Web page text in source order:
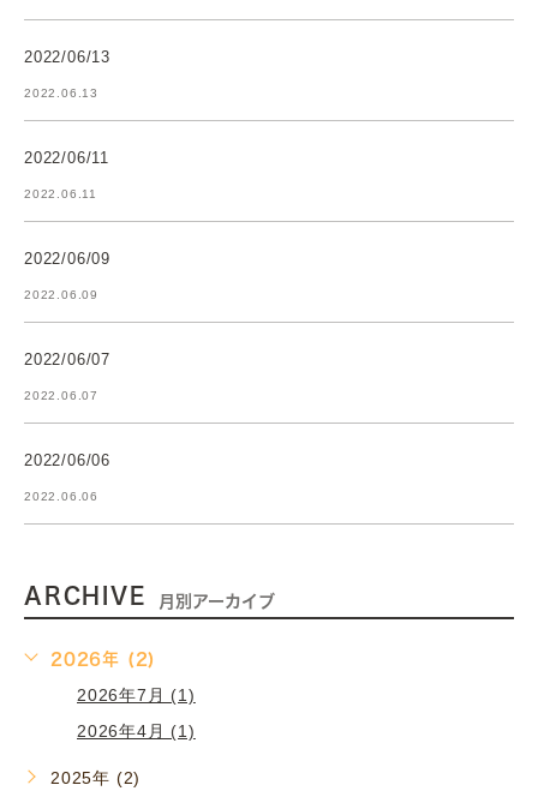
2022/06/13
2022.06.13
2022/06/11
2022.06.11
2022/06/09
2022.06.09
2022/06/07
2022.06.07
2022/06/06
2022.06.06
ARCHIVE 月別アーカイブ
2026年 (2)
2026年7月 (1)
2026年4月 (1)
2025年 (2)